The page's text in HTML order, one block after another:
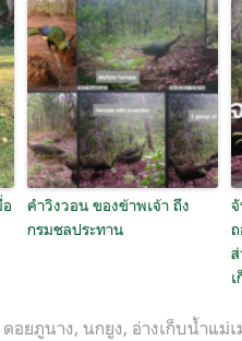
คำวิงวอน ของข้าพเจ้า ถึง
กรมชลประทาน
ดอยภูนาง, นกยูง, อ่างเก็บน้ำแม่เ